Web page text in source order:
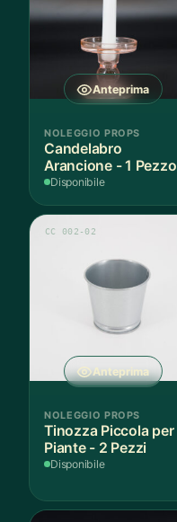
Anteprima
NOLEGGIO PROPS
Candelabro
Arancione - 1 Pezzo
Disponibile
Anteprima
CC 002-02
NOLEGGIO PROPS
Tinozza Piccola per
Piante - 2 Pezzi
Disponibile